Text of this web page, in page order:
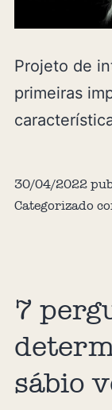
Projeto de
primeiras
30/04/2022
Categorizado
7
sábio